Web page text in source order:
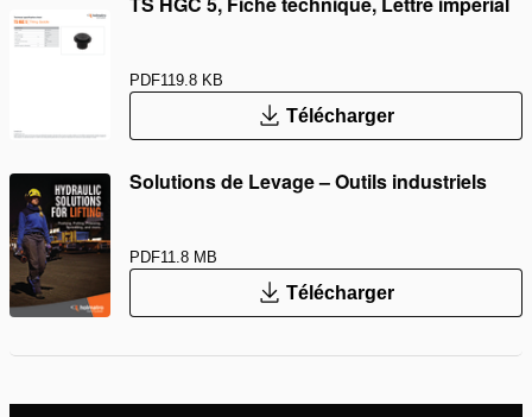
PDF119.8 KB
Télécharger
Solutions de Levage – Outils industriels
PDF11.8 MB
Télécharger